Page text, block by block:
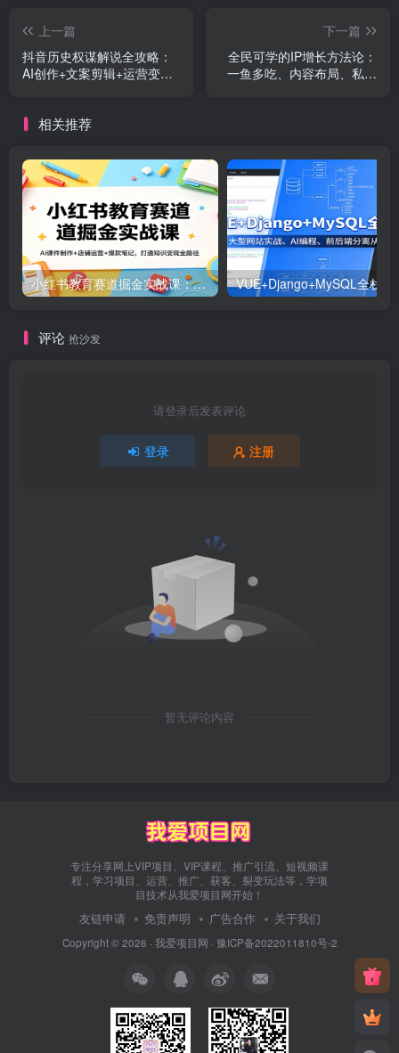
上一篇
抖音历史权谋解说全攻略：
AI创作+文案剪辑+运营变现
下一篇
全民可学的IP增长方法论：
一鱼多吃、内容布局、私域
相关推荐
小红书教育赛道掘金实战课：AI课件制作+店铺运营+爆款笔记，打通知识变现全路径
评论 抢沙发
请登录后发表评论
登录 注册
暂无评论内容
专注分享网上VIP项目、VIP课程、推广引流、短视频课
程，学习项目、运营、推广、获客、裂变玩法等，学项
目技术从我爱项目网开始！
友链申请 免责声明 广告合作 关于我们
Copyright © 2026 · 我爱项目网 · 豫ICP备2022011810号-2